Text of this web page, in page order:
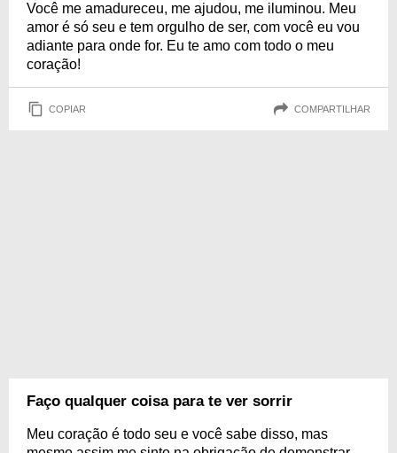
Você me amadureceu, me ajudou, me iluminou. Meu
amor é só seu e tem orgulho de ser, com você eu vou
adiante para onde for. Eu te amo com todo o meu
coração!
COPIAR COMPARTILHAR
Faço qualquer coisa para te ver sorrir
Meu coração é todo seu e você sabe disso, mas